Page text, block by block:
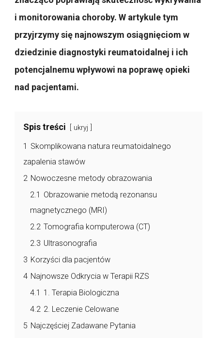
i monitorowania choroby. W artykule tym
przyjrzymy się najnowszym osiągnięciom w
dziedzinie diagnostyki reumatoidalnej i ich
potencjalnemu wpływowi na poprawę opieki
nad pacjentami.
Spis treści ukryj
1 Skomplikowana natura reumatoidalnego
zapalenia stawów
2 Nowoczesne metody obrazowania
2.1 Obrazowanie metodą rezonansu
magnetycznego (MRI)
2.2 Tomografia komputerowa (CT)
2.3 Ultrasonografia
3 Korzyści dla pacjentów
4 Najnowsze Odkrycia w Terapii RZS
4.1 1. Terapia Biologiczna
4.2 2. Leczenie Celowane
5 Najczęściej Zadawane Pytania